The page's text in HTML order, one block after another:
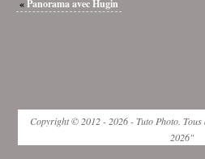
«Panorama avec Hugin
Copyright © 2012 - 2026 - Tuto Photo.
2026"